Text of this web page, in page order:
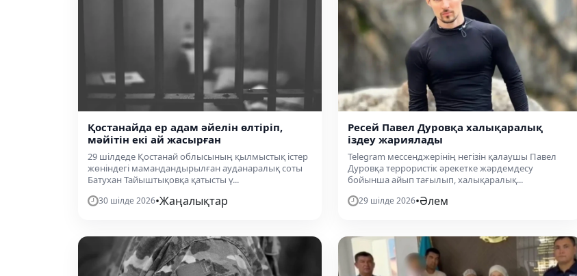
Қостанайда ер адам әйелін өлтіріп,
мәйітін екі ай жасырған
29 шілдеде Қостанай облысының қылмыстық істер
жөніндегі мамандандырылған ауданаралық соты
Батухан Тайыштықовқа қатысты ү...
30 шілде 2026•Жаңалықтар
Ресей Павел Дуровқа халықаралық
іздеу жариялады
Telegram мессенджерінің негізін қалаушы Павел
Дуровқа террористік әрекетке жәрдемдесу
бойынша айып тағылып, халықаралық...
29 шілде 2026•Әлем